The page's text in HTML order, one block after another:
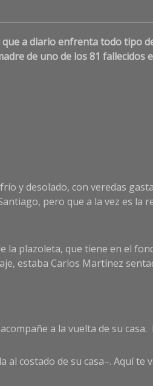
a diario enfrenta todo tipo
de uno de los 81 fallecidos
y desolado, con veredas
pero que a la vez es la
la plazoleta, que tiene en el
estaba Carlos Martínez
a la vuelta de su casa.
costado de su casa–. Aquí te